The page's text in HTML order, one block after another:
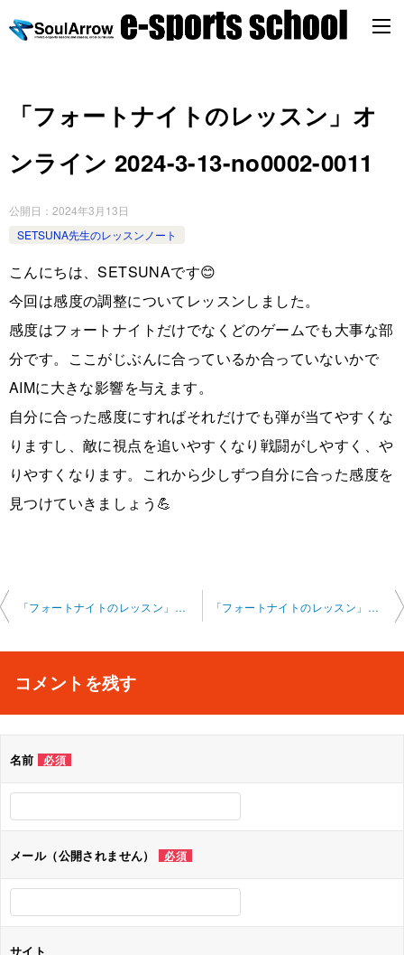
「フォートナイトのレッスン」オ
ンライン 2024-3-13-no0002-0011
公開日： 2024年3月13日
SETSUNA先生のレッスンノート
こんにちは、SETSUNAです😊
今回は感度の調整についてレッスンしました。
感度はフォートナイトだけでなくどのゲームでも大事な部
分です。ここがじぶんに合っているか合っていないかで
AIMに大きな影響を与えます。
自分に合った感度にすればそれだけでも弾が当てやすくな
りますし、敵に視点を追いやすくなり戦闘がしやすく、や
りやすくなります。これから少しずつ自分に合った感度を
見つけていきましょう💪
投
ビ
シ
「フォートナイトのレッスン」オンライン 2024 3-6-no0002-0011 「フォートナイトのレッスン」オンライン 2024-3-15-no0002-0010
コメントを残す
名前 必須
メール（公開されません） 必須
サイト